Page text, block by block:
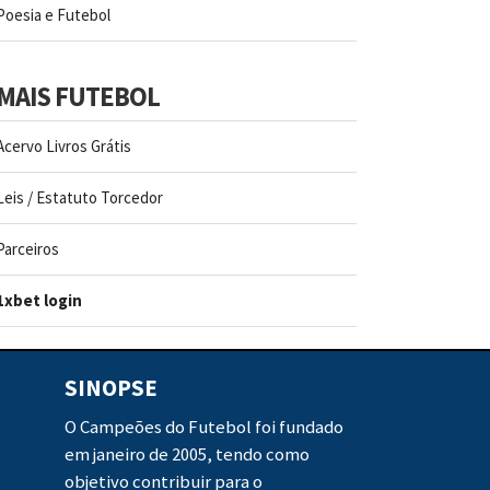
e Futebol
FUTEBOL
Livros Grátis
/ Estatuto Torcedor
login
SINOPSE
O Campeões do Futebol foi fundado
em janeiro de 2005, tendo como
objetivo contribuir para o